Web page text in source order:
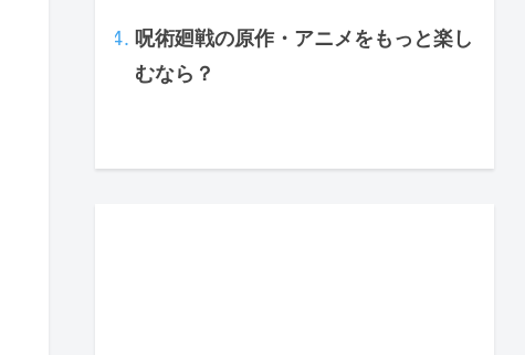
呪術廻戦の原作・アニメをもっと楽し
むなら？